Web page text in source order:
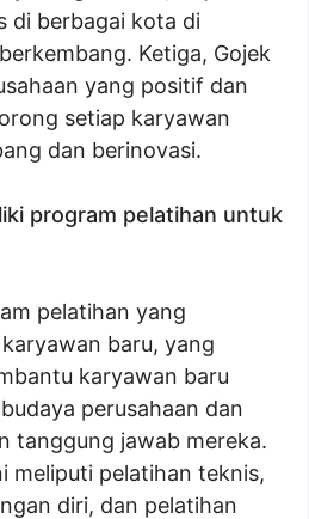
di berbagai kota di
Ketiga, Gojek
yang positif dan
setiap karyawan
dan berinovasi.
program pelatihan untuk
pelatihan yang
baru, yang
karyawan baru
perusahaan dan
tanggung jawab mereka.
meliputi pelatihan teknis,
diri, dan pelatihan